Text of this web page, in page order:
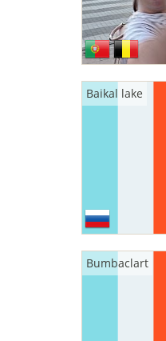
Baikal lake
Bumbaclart